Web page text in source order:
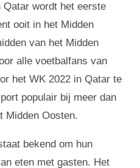
Qatar wordt het eerste
ooit in het Midden
van het Midden
alle voetbalfans van
het WK 2022 in Qatar te
populair bij meer dan
Midden Oosten.
bekend om hun
eten met gasten. Het